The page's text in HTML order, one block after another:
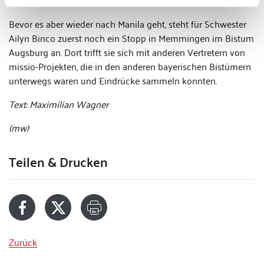
Bevor es aber wieder nach Manila geht, steht für Schwester
Ailyn Binco zuerst noch ein Stopp in Memmingen im Bistum
Augsburg an. Dort trifft sie sich mit anderen Vertretern von
missio-Projekten, die in den anderen bayerischen Bistümern
unterwegs waren und Eindrücke sammeln konnten.
Text: Maximilian Wagner
(mw)
Teilen & Drucken
Zurück